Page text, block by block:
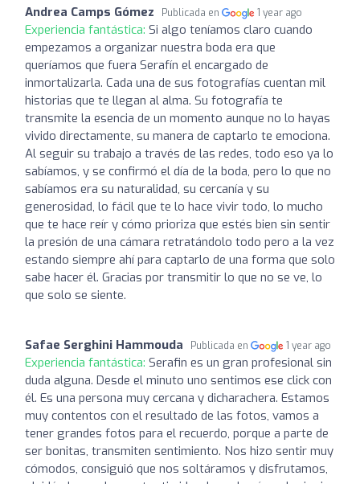
Andrea Camps Gómez Publicada en 1 year ago
Experiencia fantástica: Si algo teníamos claro cuando
empezamos a organizar nuestra boda era que
queríamos que fuera Serafín el encargado de
inmortalizarla. Cada una de sus fotografías cuentan mil
historias que te llegan al alma. Su fotografía te
transmite la esencia de un momento aunque no lo hayas
vivido directamente, su manera de captarlo te emociona.
Al seguir su trabajo a través de las redes, todo eso ya lo
sabíamos, y se confirmó el día de la boda, pero lo que no
sabíamos era su naturalidad, su cercanía y su
generosidad, lo fácil que te lo hace vivir todo, lo mucho
que te hace reír y cómo prioriza que estés bien sin sentir
la presión de una cámara retratándolo todo pero a la vez
estando siempre ahí para captarlo de una forma que solo
sabe hacer él. Gracias por transmitir lo que no se ve, lo
que solo se siente.
Safae Serghini Hammouda Publicada en 1 year ago
Experiencia fantástica: Serafin es un gran profesional sin
duda alguna. Desde el minuto uno sentimos ese click con
él. Es una persona muy cercana y dicharachera. Estamos
muy contentos con el resultado de las fotos, vamos a
tener grandes fotos para el recuerdo, porque a parte de
ser bonitas, transmiten sentimiento. Nos hizo sentir muy
cómodos, consiguió que nos soltáramos y disfrutamos,